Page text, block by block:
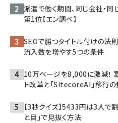
派遣で働く期間、同じ会社・
第1位【エン調べ】
SEOで勝つタイトル付けの法
流入数を増やす5つの条件
10万ページを8,000に激減！
ト改革と「SitecoreAI」移行
【3秒クイズ】5433円は3人で
と目」で見抜く方法